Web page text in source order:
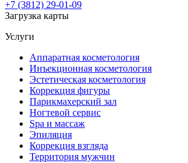
+7 (3812) 29-01-09
Загрузка карты
Услуги
Аппаратная косметология
Инъекционная косметология
Эстетическая косметология
Коррекция фигуры
Парикмахерский зал
Ногтевой сервис
Spa и массаж
Эпиляция
Коррекция взгляда
Территория мужчин